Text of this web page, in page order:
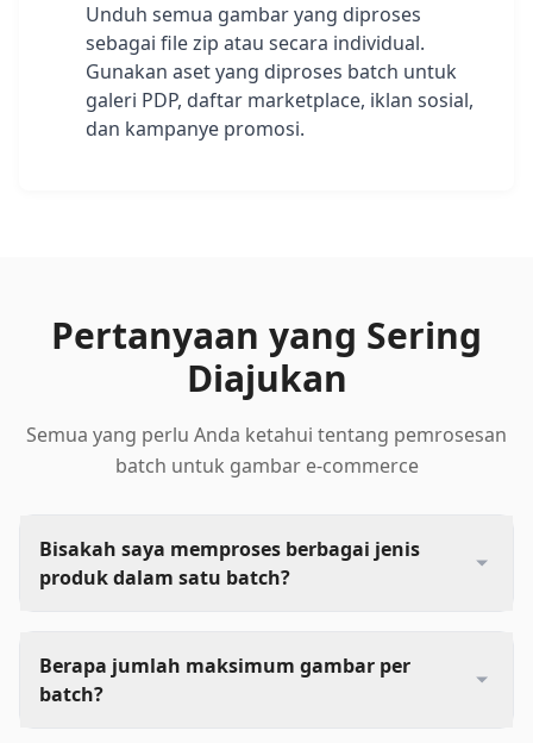
Unduh semua gambar yang diproses
sebagai file zip atau secara individual.
Gunakan aset yang diproses batch untuk
galeri PDP, daftar marketplace, iklan sosial,
dan kampanye promosi.
Pertanyaan yang Sering
Diajukan
Semua yang perlu Anda ketahui tentang pemrosesan
batch untuk gambar e-commerce
Bisakah saya memproses berbagai jenis
produk dalam satu batch?
Berapa jumlah maksimum gambar per
batch?